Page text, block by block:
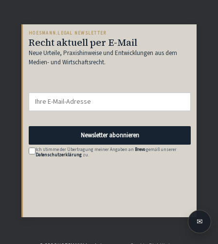
HOESMANN.LEGAL NEWSLETTER
Recht aktuell per E-Mail
Neue Urteile, Praxishinweise und Entwicklungen aus dem
Medien- und Wirtschaftsrecht.
Newsletter abonnieren
Ich stimme der Übertragung meiner Angaben an Brevogemäß unserer
Datenschutzerklärung zu.
✉